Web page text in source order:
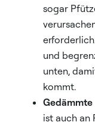
sogar
und
unten,
kommt.
ist auch an